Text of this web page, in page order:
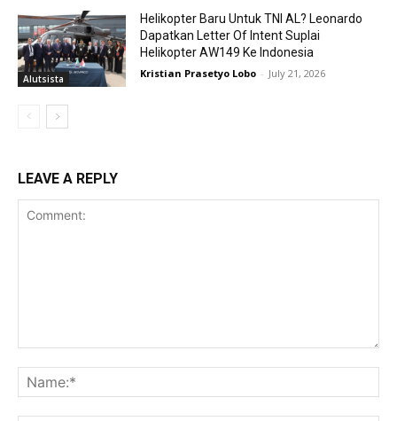
Alutsista
Helikopter Baru Untuk TNI AL? Leonardo
Dapatkan Letter Of Intent Suplai
Helikopter AW149 Ke Indonesia
Kristian Prasetyo Lobo - July 21, 2026
LEAVE A REPLY